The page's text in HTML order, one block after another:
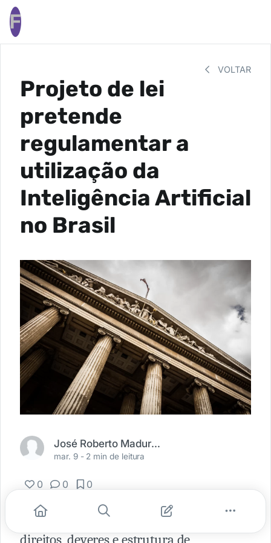
F
VOLTAR
Projeto de lei
pretende
regulamentar a
utilização da
Inteligência Artificial
no Brasil
José Roberto Madureira Junior
mar. 9 - 2 min de leitura
0 0 0
Projeto de Lei 21/2020
estabelece os